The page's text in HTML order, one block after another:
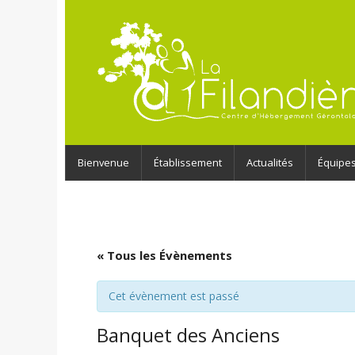
Bienvenue Établissement Actualités Équipes
« Tous les Évènements
Cet évènement est passé
Banquet des Anciens